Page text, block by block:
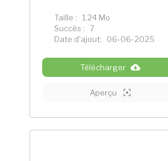
Taille :
1.24 Mo
Succès : 7
Date d'ajout:
06-06-2025
Télécharger
Aperçu